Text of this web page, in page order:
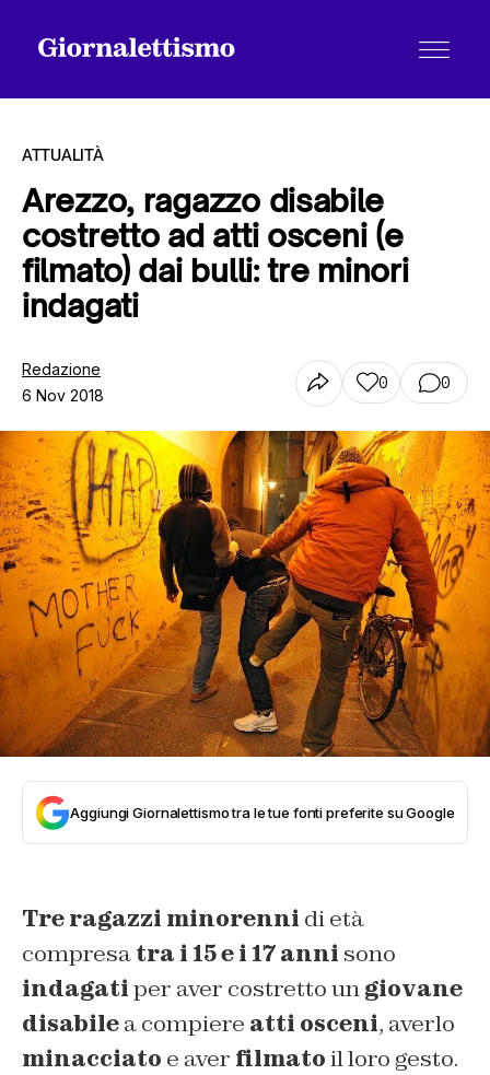
Tutti gli articoli
Chi siamo
ATTUALITÀ
Arezzo, ragazzo disabile
costretto ad atti osceni (e
filmato) dai bulli: tre minori
indagati
Redazione
6 Nov 2018
0 0
Aggiungi Giornalettismo tra le tue fonti preferite su Google
Tre ragazzi minorenni di età
compresatra i 15 e i 17 anni sono
indagatiper aver costretto ungiovane
disabilea compiere atti osceni, averlo
minacciato e aver filmatoil loro gesto.